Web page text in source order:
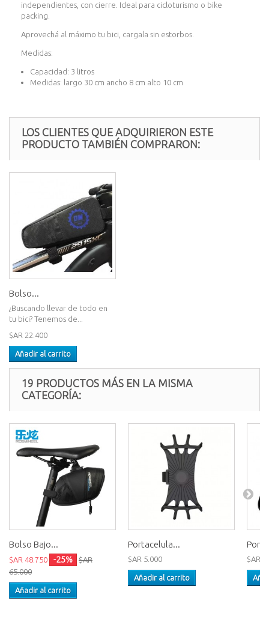
independientes, con cierre. Ideal para cicloturismo o bike
packing.
Aprovechá al máximo tu bici, cargala sin estorbos.
Medidas:
Capacidad: 3 litros
Medidas: largo 30 cm ancho 8 cm alto 10 cm
LOS CLIENTES QUE ADQUIRIERON ESTE
PRODUCTO TAMBIÉN COMPRARON:
Bolso...
¿Buscando llevar de todo en
tu bici? Tenemos de...
$AR 22.400
Añadir al carrito
19 PRODUCTOS MÁS EN LA MISMA
CATEGORÍA:
Bolso Bajo...
$AR 48.750 -25%
$AR
65.000
Añadir al carrito
Portacelula...
$AR 5.000
Añadir al carrito
$AR